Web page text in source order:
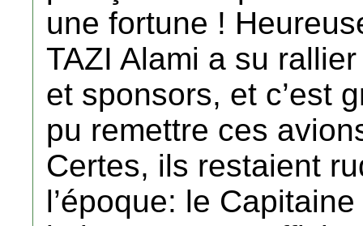
une fortune !
TAZI Alami a su
et sponsors, et c’est
pu remettre ces
Certes, ils restaient
l’époque: le